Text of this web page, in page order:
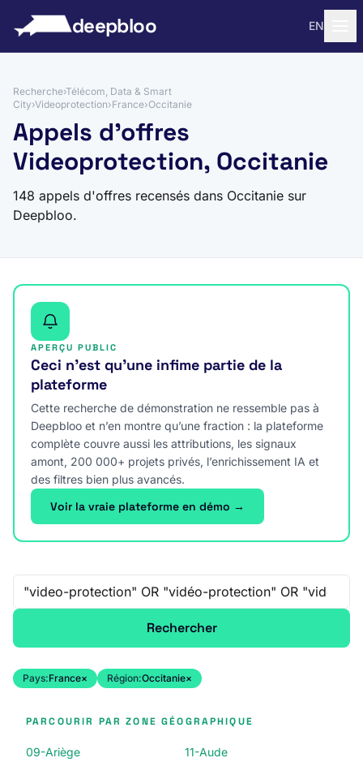
deepbloo EN
Recherche›Télécom, Data & Smart
City›Videoprotection›France›Occitanie
Appels d'offres
Videoprotection, Occitanie
148 appels d'offres recensés dans Occitanie sur
Deepbloo.
APERÇU PUBLIC
Ceci n’est qu’une infime partie de la
plateforme
Cette recherche de démonstration ne ressemble pas à
Deepbloo et n’en montre qu’une fraction : la plateforme
complète couvre aussi les attributions, les signaux
amont, 200 000+ projets privés, l’enrichissement IA et
des filtres bien plus avancés.
Voir la vraie plateforme en démo →
Recherche libre
Rechercher
Pays:France× Région:Occitanie×
PARCOURIR PAR ZONE GÉOGRAPHIQUE
09-Ariège
11-Aude